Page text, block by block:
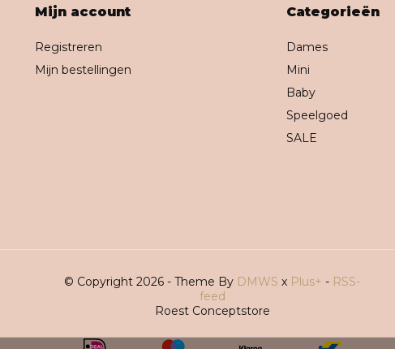
Mijn account
Registreren
Mijn bestellingen
Categorieën
Dames
Mini
Baby
Speelgoed
SALE
© Copyright 2026 - Theme By DMWS x Plus+ - RSS-
feed
Roest Conceptstore